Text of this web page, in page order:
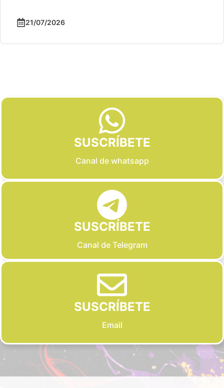
21/07/2026
SUSCRÍBETE
Canal de whatsapp
SUSCRÍBETE
Canal de Telegram
SUSCRÍBETE
Email